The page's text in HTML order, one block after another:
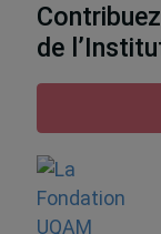
de